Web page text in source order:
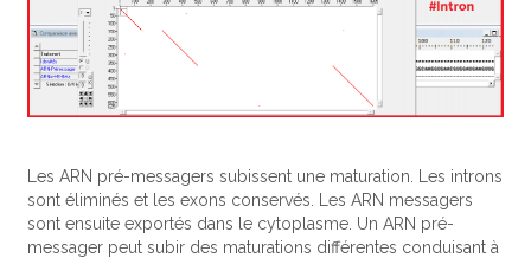
Les ARN pré-messagers subissent une maturation. Les introns
sont éliminés et les exons conservés. Les ARN messagers
sont ensuite exportés dans le cytoplasme. Un ARN pré-
messager peut subir des maturations différentes conduisant à